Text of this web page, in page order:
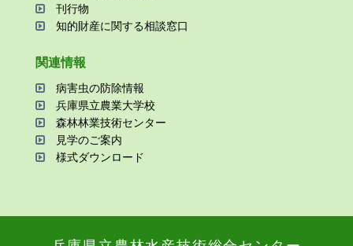
刊⾏物
知的財産に関する相談窓⼝
関連情報
病害⾍の防除情報
兵庫県⽴農業⼤学校
森林林業技術センター
⾒学のご案内
様式ダウンロード